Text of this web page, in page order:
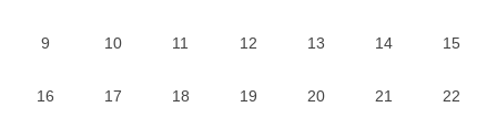
9 10 11 12 13 14 15
16 17 18 19 20 21 22